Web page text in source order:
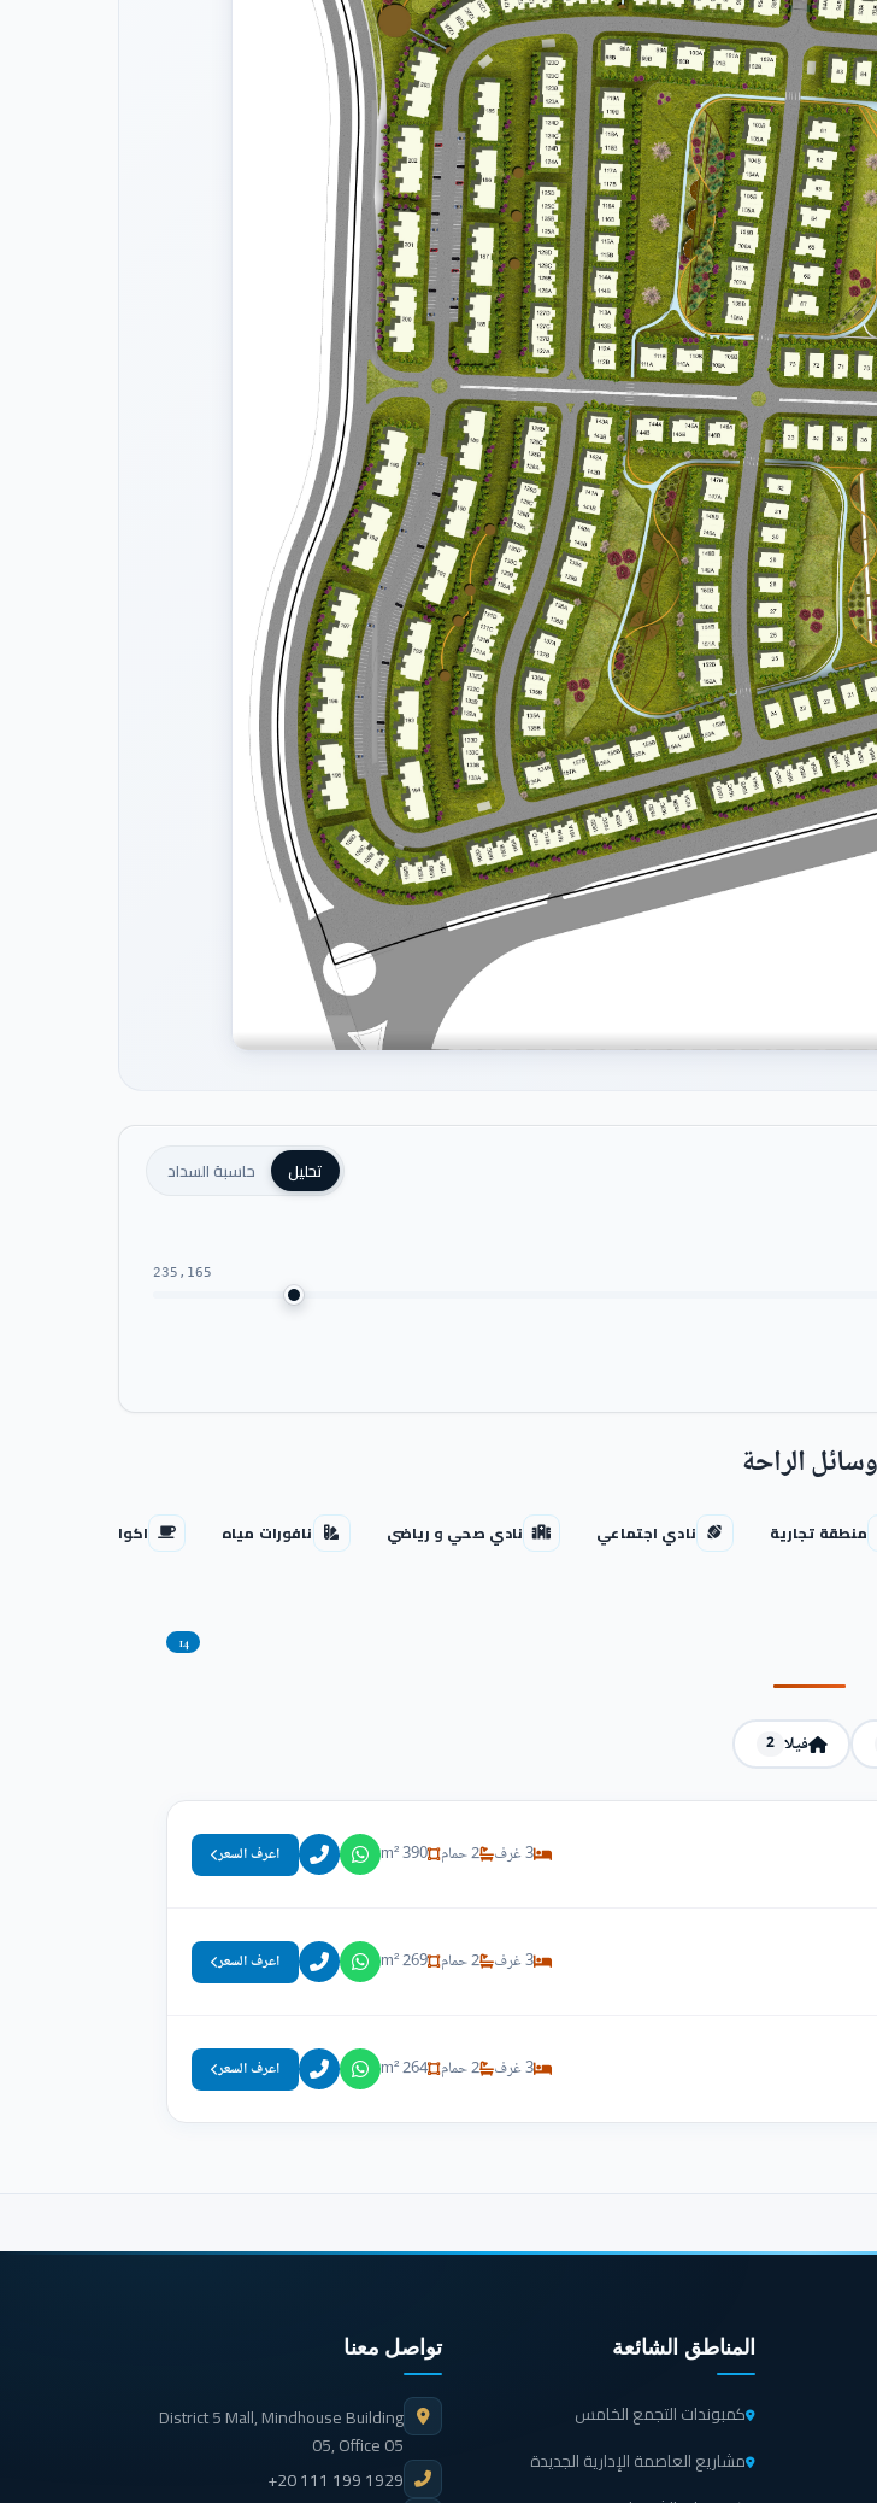
تحليل حاسبة السداد
235,165
وسائل الراحة
منطقة تجارية نادي اجتماعي نادي صحي و رياضي نافورات مياه اكوا بارك
14
فيلا 2
3 غرف 2 حمام 390 m² اعرف السعر
3 غرف 2 حمام 269 m² اعرف السعر
3 غرف 2 حمام 264 m² اعرف السعر
المناطق الشائعة
كمبوندات التجمع الخامس
مشاريع العاصمة الإدارية الجديدة
تواصل معنا
District 5 Mall, Mindhouse Building
05, Office 05
+20 111 199 1929